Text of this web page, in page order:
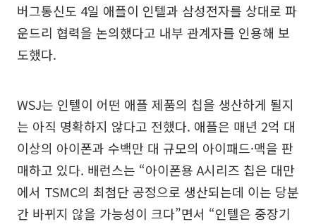
버그통신도 4일 애플이 인텔과 삼성전자를 상대로 파
운드리 협력을 논의했다고 내부 관계자를 인용해 보
도했다.
WSJ는 인텔이 어떤 애플 제품의 칩을 생산하게 될지
는 아직 명확하지 않다고 전했다. 애플은 매년 2억 대
이상의 아이폰과 수백만 대 규모의 아이패드·맥을 판
매하고 있다. 배런스는 “아이폰용 A시리즈 칩은 대만
에서 TSMC의 최첨단 공정으로 생산되는데 이는 당분
간 바뀌지 않을 가능성이 크다”면서 “인텔은 중장기